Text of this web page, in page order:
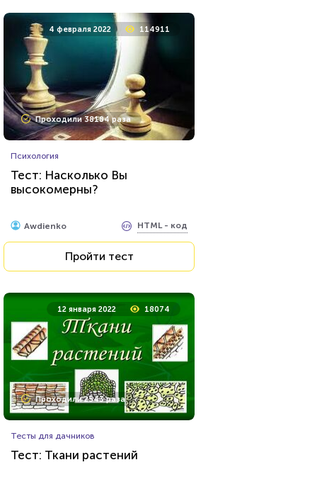
23 марта 2021 219799
Проходили 74649 раз
Психология
Тест на умственную
отсталость
Пройти тест
11 мая 2020 36731
Проходили 9897 раз
Фильмы
Тест на знание советского
фильма «Иван Васильевич
4 февраля 2022 114911
Проходили 38184 раза
Психология
Тест: Насколько Вы
высокомерны?
Awdienko HTML - код
Пройти тест
12 января 2022 18074
Проходили 2543 раза
Тесты для дачников
Тест: Ткани растений